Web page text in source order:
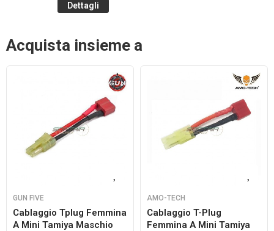
Dettagli
Acquista insieme a
GUN FIVE
Cablaggio Tplug Femmina
A Mini Tamiya Maschio
AMO-TECH
Cablaggio T-Plug
Femmina A Mini Tamiya